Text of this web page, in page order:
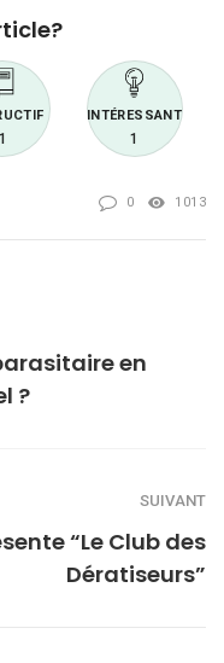
1
INTÉRESSANT
1
0 1013
en
?
SUIVANT
“Le Club des
Dératiseurs”